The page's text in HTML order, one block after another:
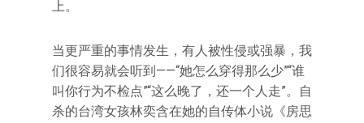
上。
当更严重的事情发生，有人被性侵或强暴，我
们很容易就会听到——“她怎么穿得那么少”“谁
叫你行为不检点”“这么晚了，还一个人走”。自
杀的台湾女孩林奕含在她的自传体小说《房思